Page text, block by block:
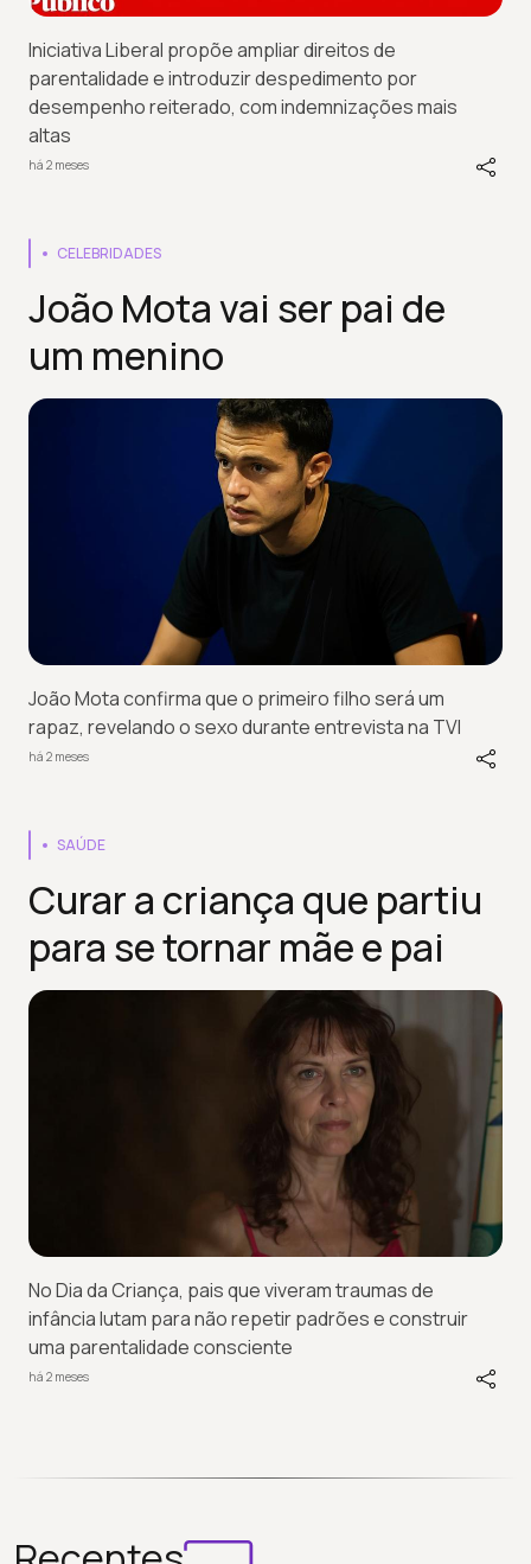
Iniciativa Liberal propõe ampliar direitos de
parentalidade e introduzir despedimento por
desempenho reiterado, com indemnizações mais
altas
há 2 meses
CELEBRIDADES
João Mota vai ser pai de
um menino
João Mota confirma que o primeiro filho será um
rapaz, revelando o sexo durante entrevista na TVI
há 2 meses
SAÚDE
Curar a criança que partiu
para se tornar mãe e pai
No Dia da Criança, pais que viveram traumas de
infância lutam para não repetir padrões e construir
uma parentalidade consciente
há 2 meses